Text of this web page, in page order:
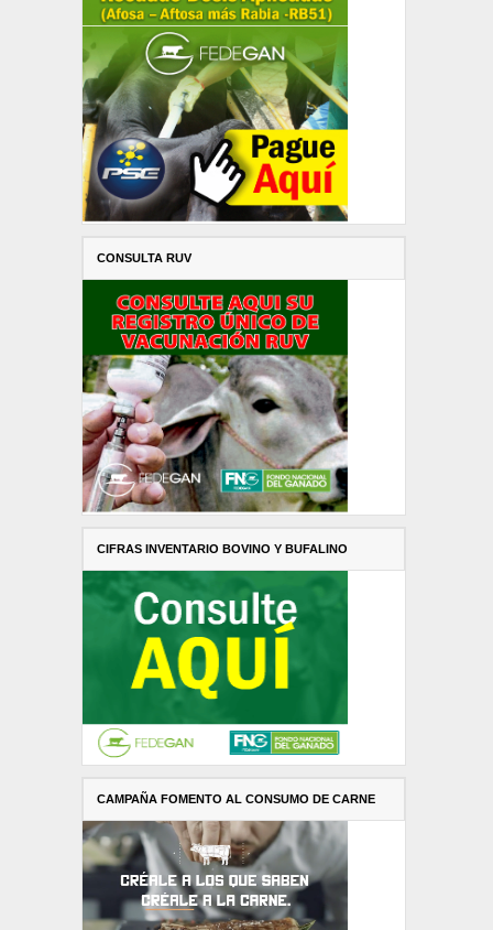
CONSULTA RUV
CIFRAS INVENTARIO BOVINO Y BUFALINO
CAMPAÑA FOMENTO AL CONSUMO DE CARNE